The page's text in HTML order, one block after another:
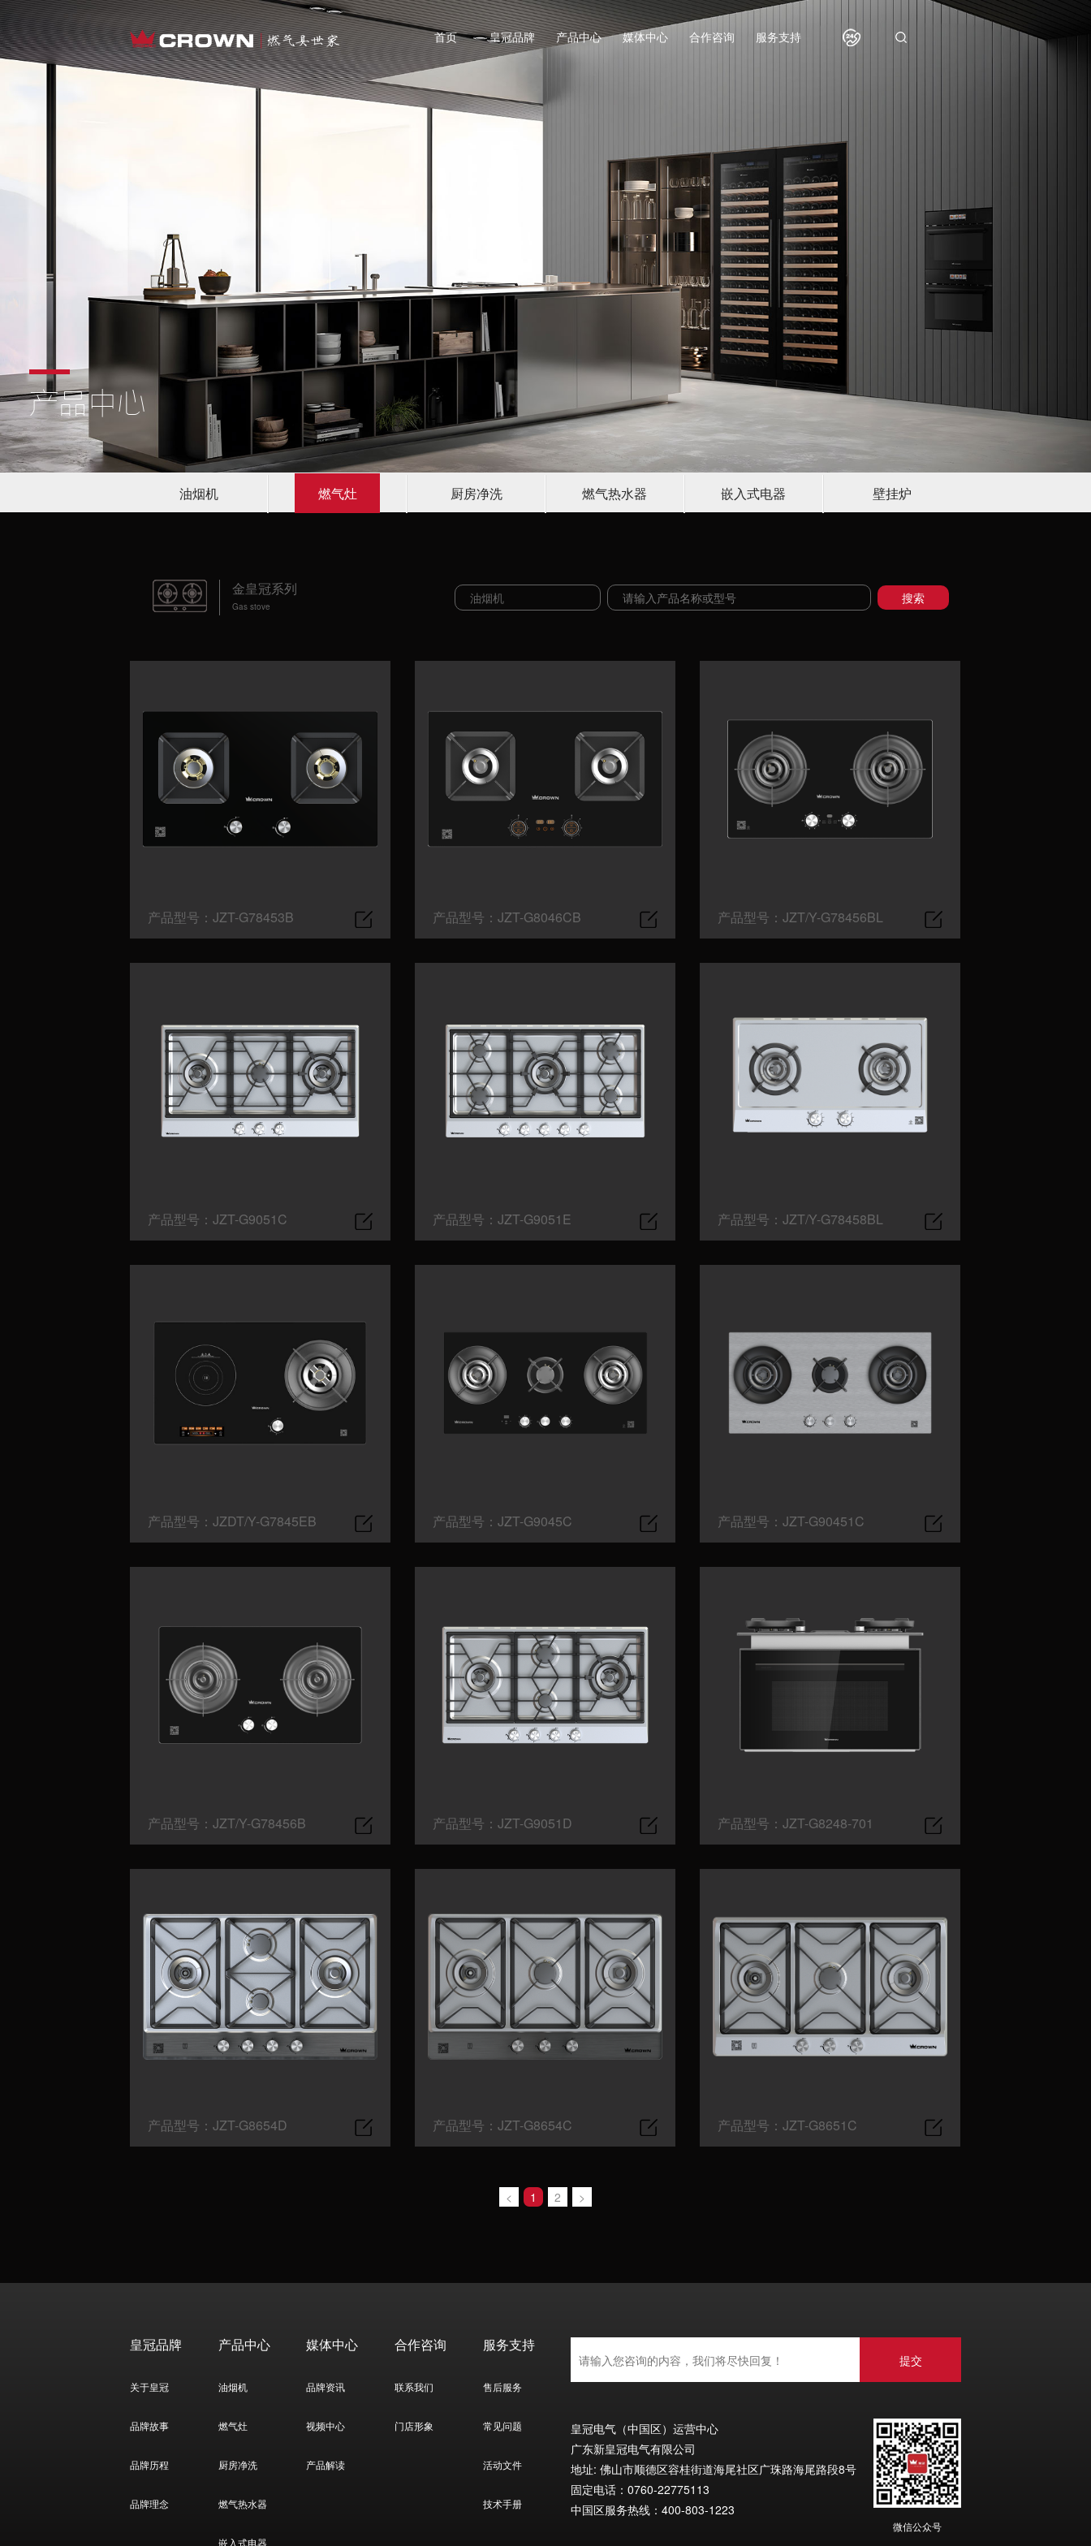
首页 皇冠品牌 产品中心 媒体中心 合作咨询 服务支持
产品中心
油烟机 燃气灶 厨房净洗 燃气热水器 嵌入式电器 壁挂炉
金皇冠系列
Gas stove
搜索
产品型号：JZT-G78453B 产品型号：JZT-G8046CB 产品型号：JZT/Y-G78456BL
产品型号：JZT-G9051C 产品型号：JZT-G9051E 产品型号：JZT/Y-G78458BL
产品型号：JZDT/Y-G7845EB 产品型号：JZT-G9045C 产品型号：JZT-G90451C
产品型号：JZT/Y-G78456B 产品型号：JZT-G9051D 产品型号：JZT-G8248-701
产品型号：JZT-G8654D 产品型号：JZT-G8654C 产品型号：JZT-G8651C
« 1 2 »
皇冠品牌
关于皇冠
品牌故事
品牌历程
品牌理念
产品中心
油烟机
燃气灶
厨房净洗
燃气热水器
嵌入式电器
媒体中心
品牌资讯
视频中心
产品解读
合作咨询
联系我们
门店形象
服务支持
售后服务
常见问题
活动文件
技术手册
皇冠电气（中国区）运营中心
广东新皇冠电气有限公司
地址: 佛山市顺德区容桂街道海尾社区广珠路海尾路段8号
固定电话：0760-22775113
中国区服务热线：400-803-1223
微信公众号